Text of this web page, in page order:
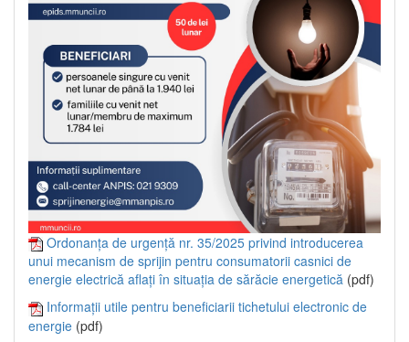
Ordonanța de urgență nr. 35/2025 privind introducerea
unui mecanism de sprijin pentru consumatorii casnici de
energie electrică aflați în situația de sărăcie energetică (pdf)
Informații utile pentru beneficiarii tichetului electronic de
energie (pdf)